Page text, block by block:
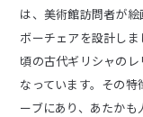
は、美術館訪問者が
ボーチェアを設計し
頃の古代ギリシャの
なっています。その
ーブにあり、あたかも